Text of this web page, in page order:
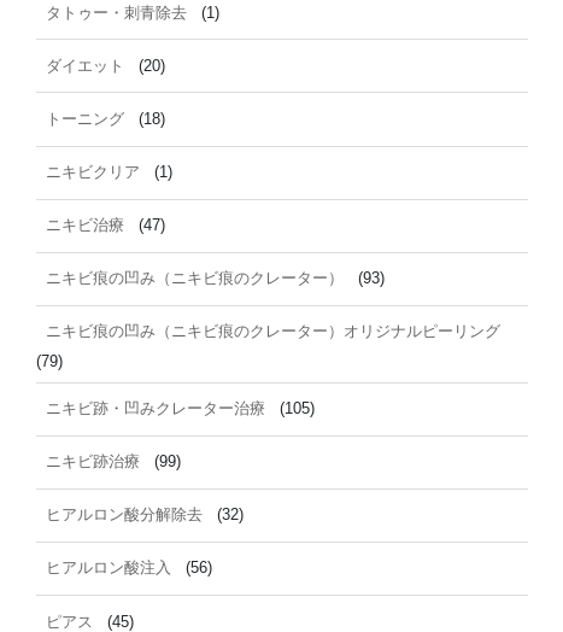
タトゥー・刺青除去 (1)
ダイエット (20)
トーニング (18)
ニキビクリア (1)
ニキビ治療 (47)
ニキビ痕の凹み（ニキビ痕のクレーター） (93)
ニキビ痕の凹み（ニキビ痕のクレーター）オリジナルピーリング
(79)
ニキビ跡・凹みクレーター治療 (105)
ニキビ跡治療 (99)
ヒアルロン酸分解除去 (32)
ヒアルロン酸注入 (56)
ピアス (45)